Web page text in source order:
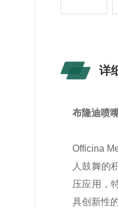
详
布隆迪喷
Officina
人鼓舞的
压应用，
具创新性